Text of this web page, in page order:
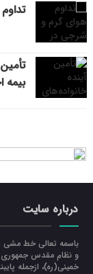
بیمه
درباره سایت
باسمه تعالی خط مشی
و نظام مقدس جمهوري
خميني(ره)، ازجمله